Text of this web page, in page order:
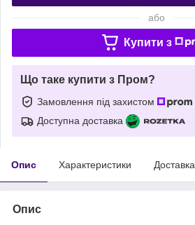
або
Купити з
Що таке купити з Пром?
Замовлення під захистом
Доступна доставка
Опис Характеристики Доставка
Опис